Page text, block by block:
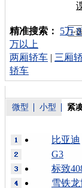
车型搜索：
精准搜索： 5万
万以上
两厢轿车 | 三厢
轿车
微型 小型 紧
比亚迪
G3
标致
雪铁